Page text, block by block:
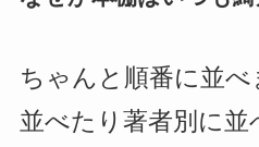
ちゃんと順番に並
並べたり著者別に